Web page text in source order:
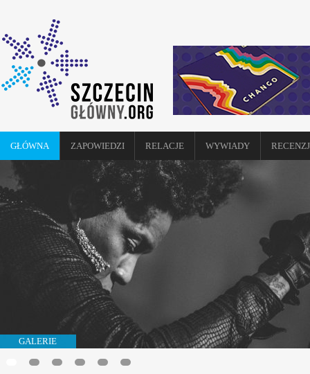
GŁÓWNA ZAPOWIEDZI RELACJE WYWIADY
GALERIE